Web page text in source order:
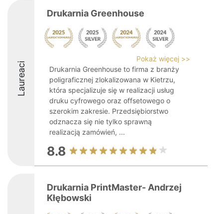
Laureaci
Drukarnia Greenhouse
Pokaż więcej >>
Drukarnia Greenhouse to firma z branży
poligraficznej zlokalizowana w Kietrzu,
która specjalizuje się w realizacji usług
druku cyfrowego oraz offsetowego o
szerokim zakresie. Przedsiębiorstwo
odznacza się nie tylko sprawną
realizacją zamówień, ...
8.8
Drukarnia PrintMaster- Andrzej
Kłębowski